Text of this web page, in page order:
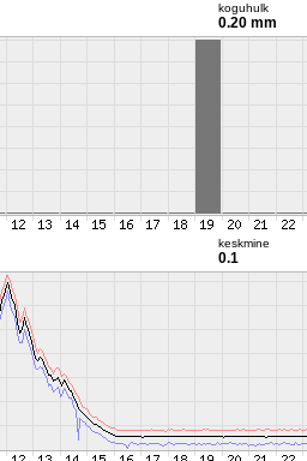
koguhulk
0.20 mm
keskmine
0.1